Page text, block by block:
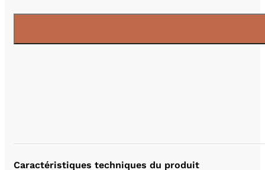
Caractéristiques techniques du produit